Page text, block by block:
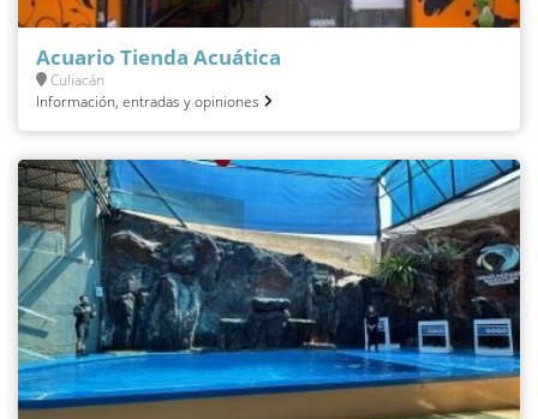
Acuario Tienda Acuática
Culiacán
Información, entradas y opiniones